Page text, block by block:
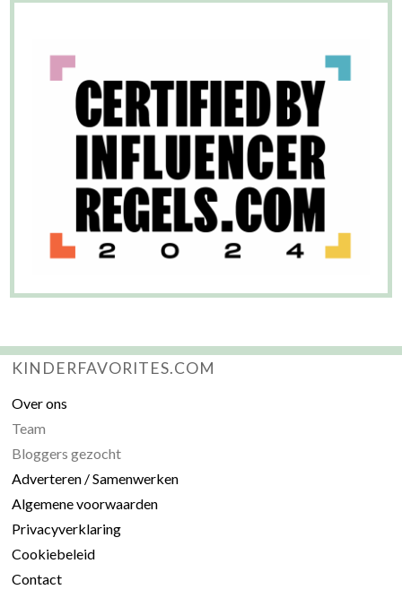
KINDERFAVORITES.COM
Over ons
Team
Bloggers gezocht
Adverteren / Samenwerken
Algemene voorwaarden
Privacyverklaring
Cookiebeleid
Contact